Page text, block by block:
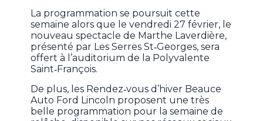
La programmation se poursuit cette
semaine alors que le vendredi 27 février, le
nouveau spectacle de Marthe Laverdière,
présenté par Les Serres St‑Georges, sera
offert à l’auditorium de la Polyvalente
Saint‑François.
De plus, les Rendez‑vous d’hiver Beauce
Auto Ford Lincoln proposent une très
belle programmation pour la semaine de